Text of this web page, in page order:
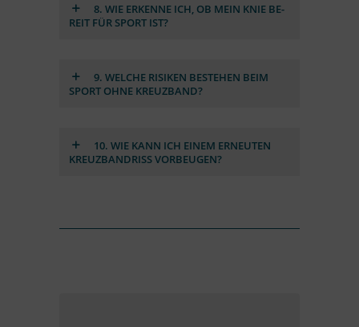
8. WIE ER­KENNE ICH, OB MEIN KNIE BE­
REIT FÜR SPORT IST?
9. WEL­CHE RI­SI­KEN BE­STEHEN BEIM
SPORT OHNE KREUZ­BAND?
10. WIE KANN ICH EI­NEM ER­NEU­TEN
KREUZ­BAND­RISS VOR­BEU­GEN?